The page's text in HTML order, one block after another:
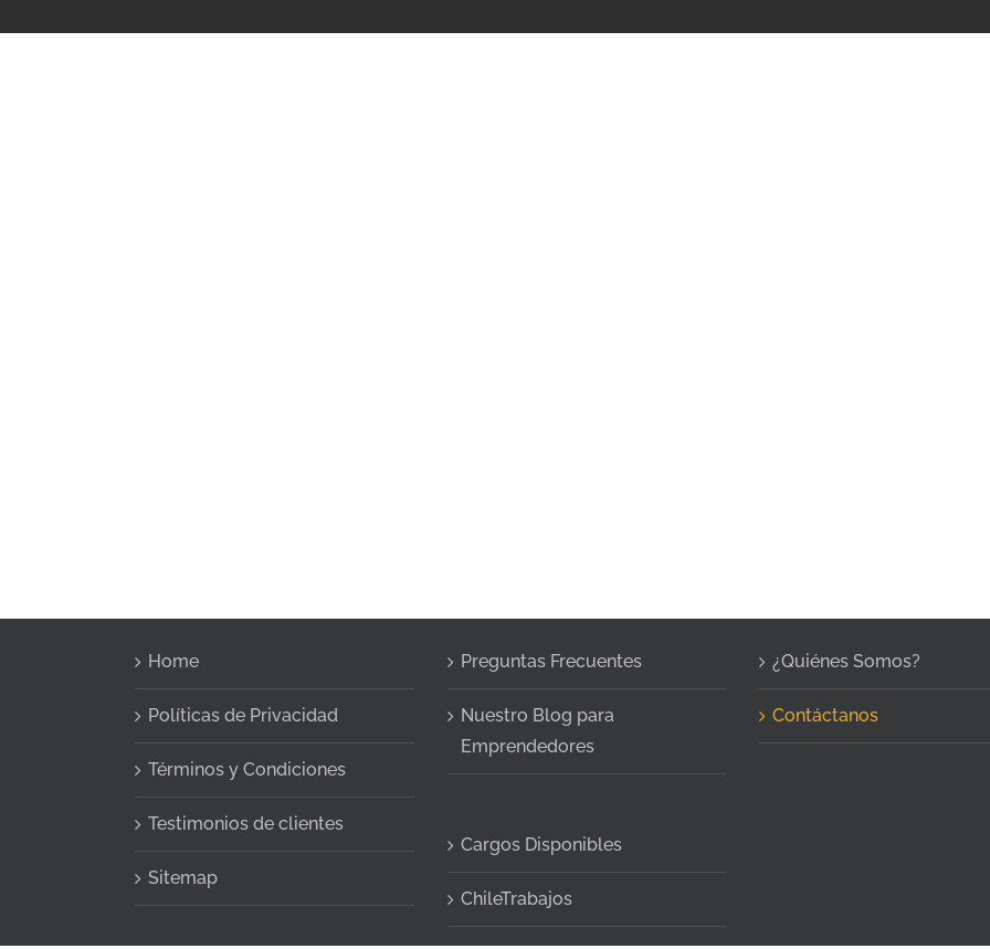
Home
Políticas de Privacidad
Términos y Condiciones
Testimonios de clientes
Sitemap
Preguntas Frecuentes
Nuestro Blog para
Emprendedores
Cargos Disponibles
ChileTrabajos
¿Quiénes Somos?
Contáctanos